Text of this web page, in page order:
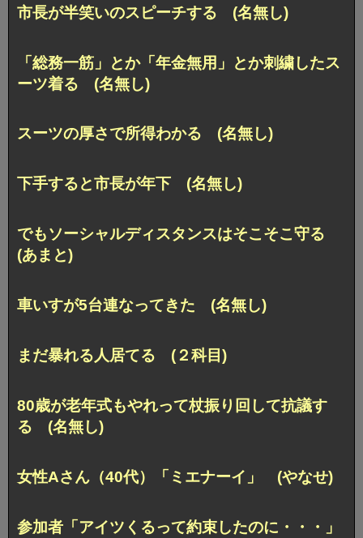
市長が半笑いのスピーチする (名無し)
「総務一筋」とか「年金無用」とか刺繍したス
ーツ着る (名無し)
スーツの厚さで所得わかる (名無し)
下手すると市長が年下 (名無し)
でもソーシャルディスタンスはそこそこ守る
(あまと)
車いすが5台連なってきた (名無し)
まだ暴れる人居てる (２科目)
80歳が老年式もやれって杖振り回して抗議す
る (名無し)
女性Aさん（40代）「ミエナーイ」 (やなせ)
参加者「アイツくるって約束したのに・・・」